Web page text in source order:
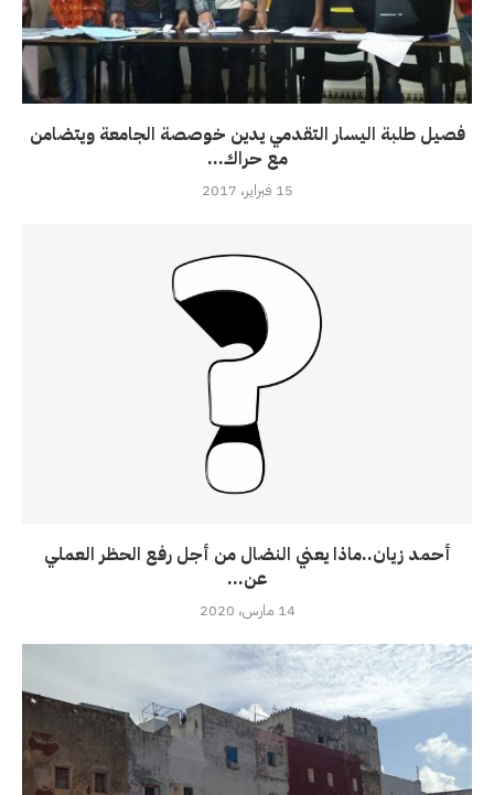
فصيل طلبة اليسار التقدمي يدين خوصصة الجامعة ويتضامن
مع حراك...
15 فبراير، 2017
أحمد زيان..ماذا يعني النضال من أجل رفع الحظر العملي
عن...
14 مارس، 2020